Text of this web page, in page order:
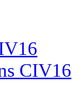
CIV16